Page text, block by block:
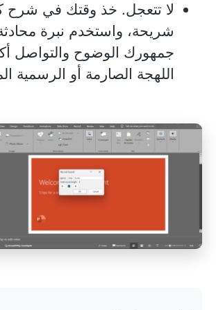
لا تتعجل. خذ وقتك في شرح
شريحة، واستخدم نبرة
جمهورك الوضوح والتواصل
اللهجة الصارمة أو الرسمية